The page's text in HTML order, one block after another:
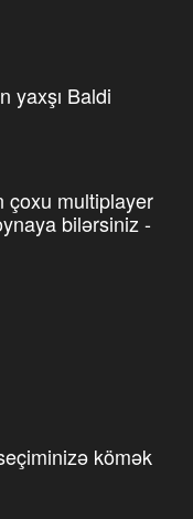
yaxşı Baldi
çoxu multiplayer
bilərsiniz -
kömək